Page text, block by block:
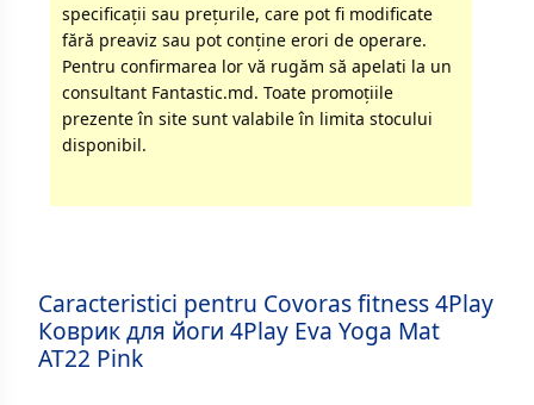
specificaţii sau preţurile, care pot fi modificate
fără preaviz sau pot conţine erori de operare.
Pentru confirmarea lor vă rugăm să apelati la un
consultant Fantastic.md. Toate promoţiile
prezente în site sunt valabile în limita stocului
disponibil.
Caracteristici pentru Covoras fitness 4Play
Коврик для йоги 4Play Eva Yoga Mat
AT22 Pink